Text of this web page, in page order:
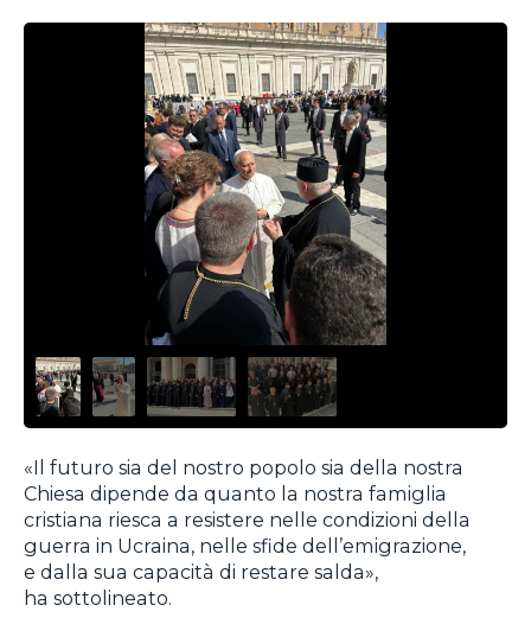
«Il futuro sia del nostro popolo sia della nostra
Chiesa dipende da quanto la nostra famiglia
cristiana riesca a resistere nelle condizioni della
guerra in Ucraina, nelle sfide dell’emigrazione,
e dalla sua capacità di restare salda»,
ha sottolineato.